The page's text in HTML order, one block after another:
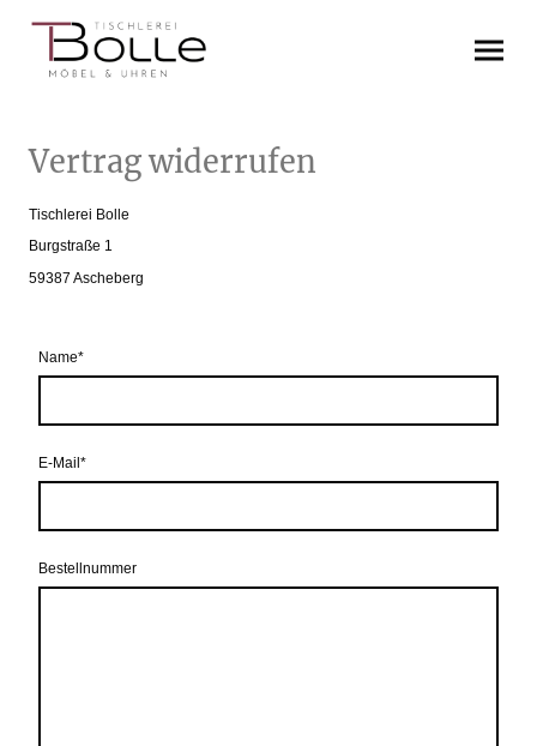
Vertrag widerrufen
Tischlerei Bolle
Burgstraße 1
59387 Ascheberg
Name*
E-Mail*
Bestellnummer